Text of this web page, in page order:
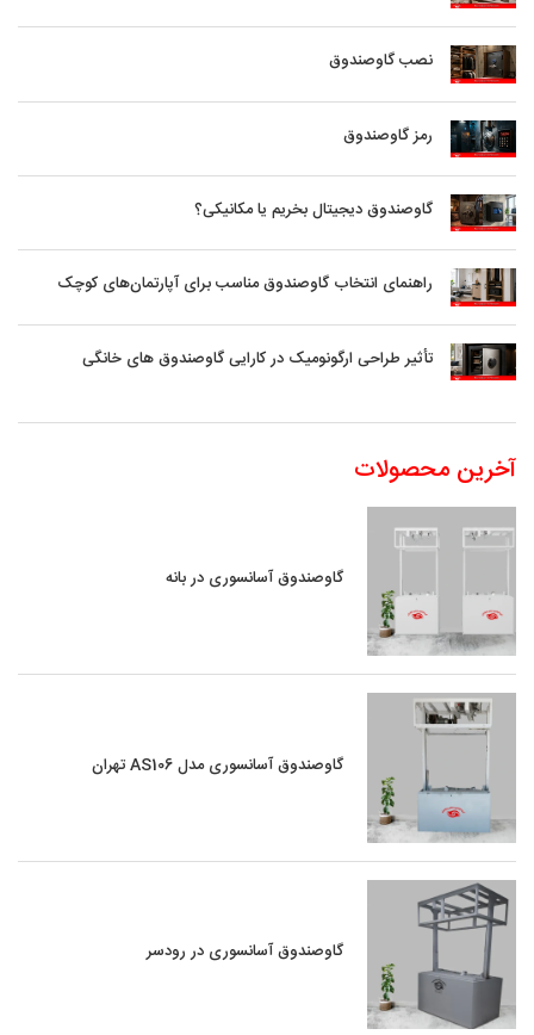
نصب گاوصندوق
رمز گاوصندوق
گاوصندوق دیجیتال بخریم یا مکانیکی؟
راهنمای انتخاب گاوصندوق مناسب برای آپارتمان‌های کوچک
تأثیر طراحی ارگونومیک در کارایی گاوصندوق های خانگی
آخرین محصولات
گاوصندوق آسانسوری در بانه
گاوصندوق آسانسوری مدل AS106 تهران
گاوصندوق آسانسوری در رودسر